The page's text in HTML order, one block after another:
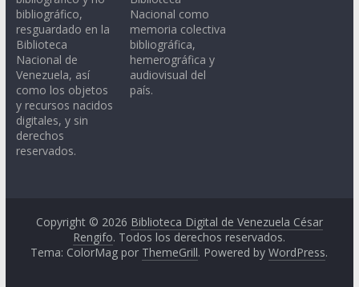
bibliográfico,
resguardado en la
Biblioteca
Nacional de
Venezuela, así
como los objetos
y recursos nacidos
digitales, y sin
derechos
reservados.
Nacional como
memoria colectiva
bibliográfica,
hemerográfica y
audiovisual del
país.
Copyright © 2026 Biblioteca Digital de Venezuela César
Rengifo. Todos los derechos reservados.
Tema: ColorMag por ThemeGrill. Powered byWordPress.